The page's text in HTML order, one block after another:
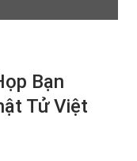
Bạn
Tử Việt